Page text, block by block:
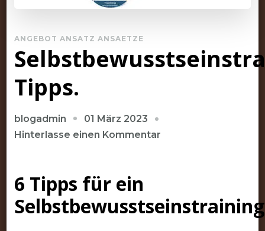
ANGEBOT ANSATZ ANSAETZE
Tipps.
blogadmin
01 März 2023
Hinterlasse einen Kommentarzu
6 Tipps für ein
Selbstbewusstseinstraining